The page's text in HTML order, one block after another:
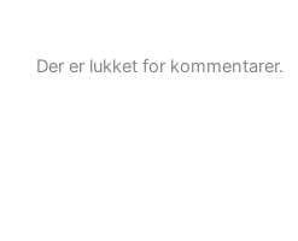
Der er lukket for kommentarer.